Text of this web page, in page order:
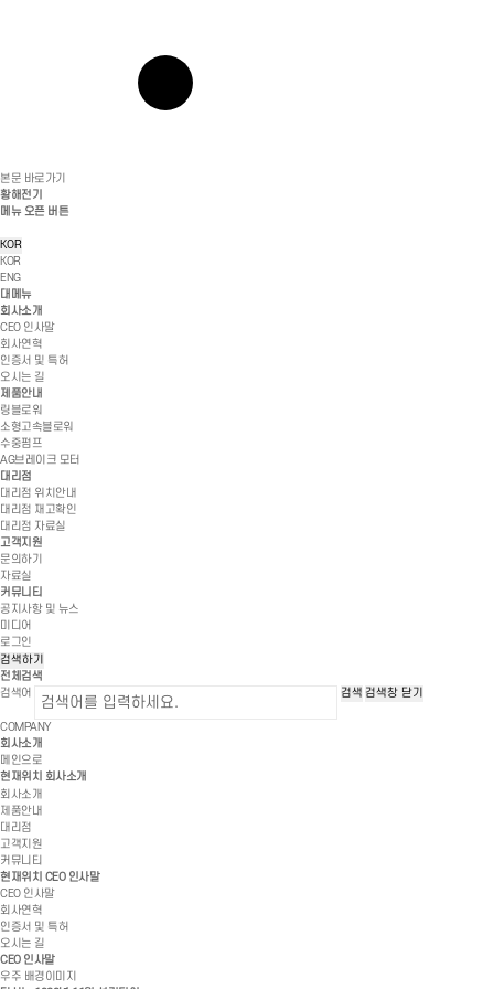
본문 바로가기
황해전기
메뉴 오픈 버튼
KOR
KOR
ENG
대메뉴
회사소개
CEO 인사말
회사연혁
인증서 및 특허
오시는 길
제품안내
링블로워
소형고속블로워
수중펌프
AG브레이크 모터
대리점
대리점 위치안내
대리점 재고확인
대리점 자료실
고객지원
문의하기
자료실
커뮤니티
공지사항 및 뉴스
미디어
로그인
검색하기
전체검색
검색어
검색 검색창 닫기
COMPANY
회사소개
메인으로
현재위치 회사소개
회사소개
제품안내
대리점
고객지원
커뮤니티
현재위치 CEO 인사말
CEO 인사말
회사연혁
인증서 및 특허
오시는 길
CEO 인사말
우주 배경이미지